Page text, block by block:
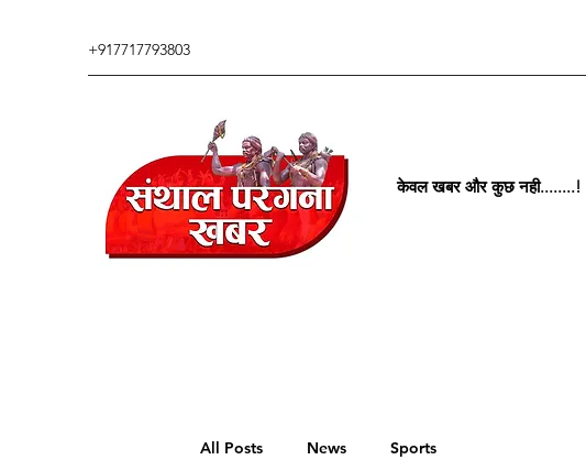
+917717793803
केवल खबर और कुछ नही........!
All Posts News Sports